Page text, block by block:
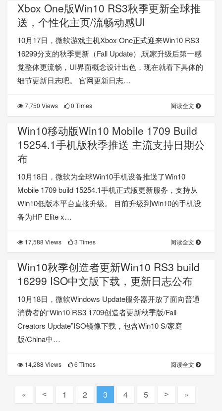
Xbox One版Win10 RS3秋季更新全球推
送，个性化主页/流畅动感UI
10月17日，微软游戏主机Xbox One正式迎来Win10 RS3
16299分支的秋季更新（Fall Update）,玩家升级后第一感
觉整体更流畅，UI界面概念设计出色，现在就看下具体的
细节更新日志吧。 官网更新日志…
7,750 Views 0 Times 阅读全文
Win10移动版Win10 Mobile 1709 Build
15254.1手机版秋季推送 主流支持日期公
布
10月18日，微软为全球Win10手机设备推送了Win10
Mobile 1709 build 15254.1手机正式版更新服务，支持从
Win10低版本平台直接升级。 目前升级到Win10的手机设
备为HP Elite x…
17,588 Views 3 Times 阅读全文
Win10秋季创造者更新Win10 RS3 build
16299 ISO中文版下载，更新日志公布
10月18日，微软Windows Update服务器开放了面向普通
消费者的“Win10 RS3 1709创造者更新秋季版/Fall
Creators Update”ISO镜像下载，包含Win10 S/家庭
版/China中…
14,288 Views 6 Times 阅读全文
« < 1 2 3 4 5 > »